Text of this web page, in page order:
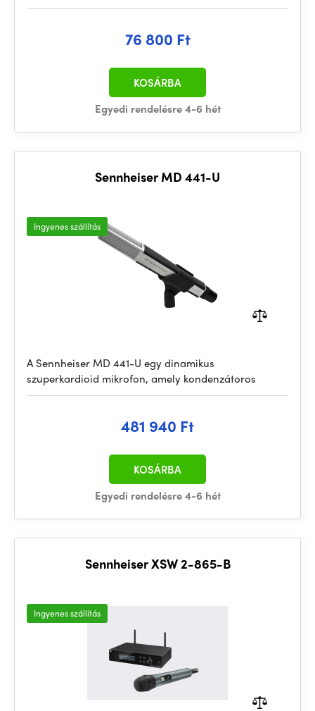
76 800 Ft
Egyedi rendelésre 4-6 hét
KOSÁRBA
Sennheiser MD 441-U
Ingyenes szállítás
A Sennheiser MD 441-U egy dinamikus
szuperkardioid mikrofon, amely kondenzátoros
481 940 Ft
Egyedi rendelésre 4-6 hét
KOSÁRBA
Sennheiser XSW 2-865-B
Ingyenes szállítás